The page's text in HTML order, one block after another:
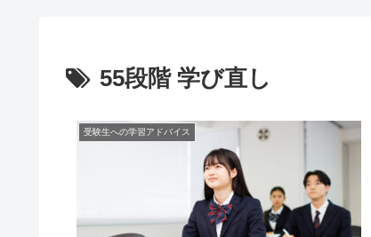
55段階 学び直し
受験生への学習アドバイス